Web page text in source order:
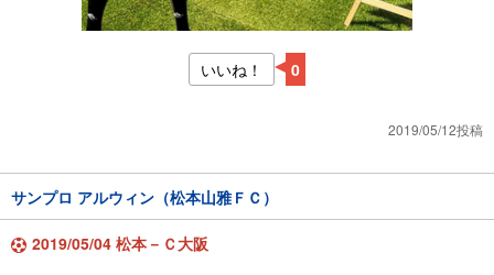
いいね！ 0
2019/05/12投稿
サンプロ アルウィン（松本山雅ＦＣ）
2019/05/04 松本－Ｃ大阪